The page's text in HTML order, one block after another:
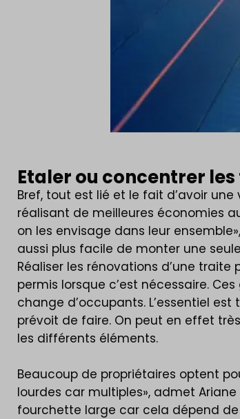
Etaler ou concentrer
Bref, tout est lié et le fait d’avoir
réalisant de meilleures économies
on les envisage dans leur
aussi plus facile de monter une
Réaliser les rénovations d’une
permis lorsque c’est nécessaire.
change d’occupants. L’essentiel
prévoit de faire. On peut en effet
les différents éléments.
Beaucoup de propriétaires optent
lourdes car multiples», admet
fourchette large car cela dépend